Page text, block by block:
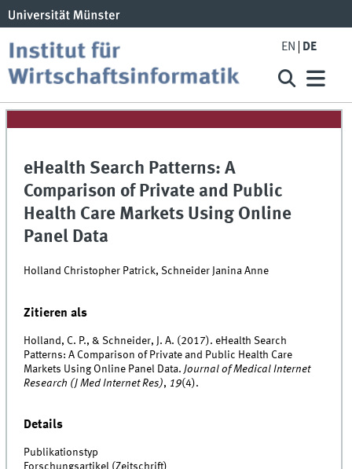
EN DE
eHealth Search Patterns: A
Comparison of Private and Public
Health Care Markets Using Online
Panel Data
Holland Christopher Patrick, Schneider Janina Anne
Zitieren als
Holland, C. P., & Schneider, J. A. (2017). eHealth Search
Patterns: A Comparison of Private and Public Health Care
Markets Using Online Panel Data.Journal of Medical Internet
Research (J Med Internet Res), 19(4).
Details
Publikationstyp